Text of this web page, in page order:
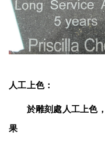
人工上色：
於雕刻處人工上色，
果